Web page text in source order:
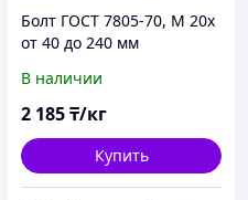
Болт ГОСТ 7805-70, М 20х
от 40 до 240 мм
В наличии
2 185₸/кг
Купить